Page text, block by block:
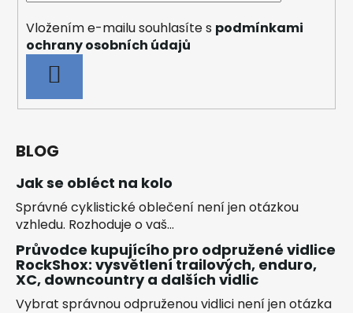
Vložením e-mailu souhlasíte s podmínkami
ochrany osobních údajů
SE
BLOG
Jak se obléct na kolo
Správné cyklistické oblečení není jen otázkou
vzhledu. Rozhoduje o vaš...
Průvodce kupujícího pro odpružené vidlice
RockShox: vysvětlení trailových, enduro,
XC, downcountry a dalších vidlic
Vybrat správnou odpruženou vidlici není jen otázka